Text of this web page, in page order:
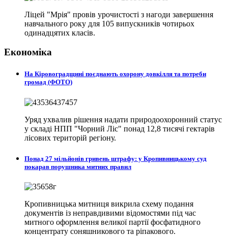
Ліцей "Мрія" провів урочистості з нагоди завершення
навчального року для 105 випускників чотирьох
одинадцятих класів.
Економіка
На Кіровоградщині поєднають охорону довкілля та потреби
громад (ФОТО)
Уряд ухвалив рішення надати природоохоронний статус
у складі НПП "Чорний Ліс" понад 12,8 тисячі гектарів
лісових територій регіону.
Понад 27 мільйонів гривень штрафу: у Кропивницькому суд
покарав порушника митних правил
Кропивницька митниця викрила схему подання
документів із неправдивими відомостями під час
митного оформлення великої партії фосфатидного
концентрату соняшникового та ріпакового.